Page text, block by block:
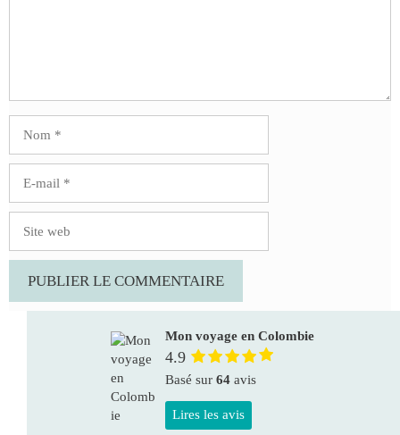
mail
web
Mon voyage en Colombie
4.9
Basé sur 64avis
Lires les avis